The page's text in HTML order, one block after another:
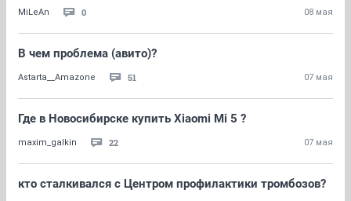
MiLeAn 0 08 мая
В чем проблема (авито)?
Astarta__Amazone 51 07 мая
Где в Новосибирске купить Xiaomi Mi 5 ?
maxim_galkin 22 07 мая
кто сталкивался с Центром профилактики тромбозов?